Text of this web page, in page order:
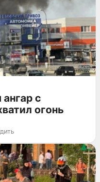
с
огонь